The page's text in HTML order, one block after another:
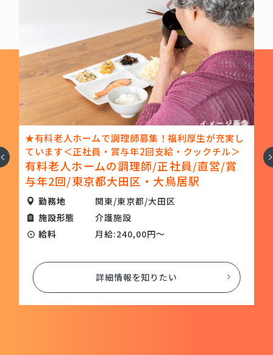
★有料老人ホームで調理師募集！福利厚生が充実し
ています＜正社員・賞与年2回支給・クックチル＞
有料老人ホームの調理師/正社員/直営/賞
与年2回/東京都大田区・大鳥居駅
勤務地
関東/東京都/大田区
施設形態
介護施設
給料
月給:240,00円～
詳細情報を知りたい
次